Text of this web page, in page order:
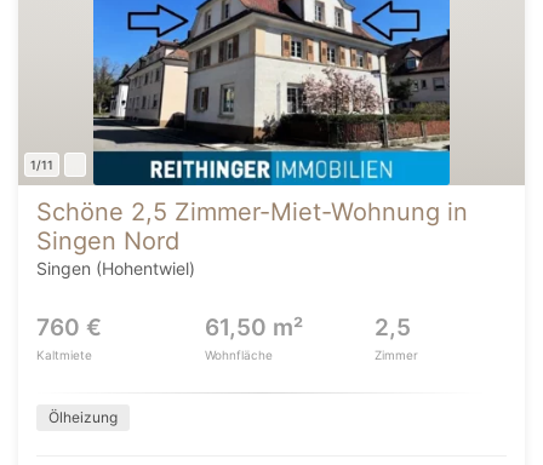
1/11
Schöne 2,5 Zimmer-Miet-Wohnung in
Singen Nord
Singen (Hohentwiel)
760 €
Kaltmiete
61,50 m²
Wohnfläche
2,5
Zimmer
Ölheizung